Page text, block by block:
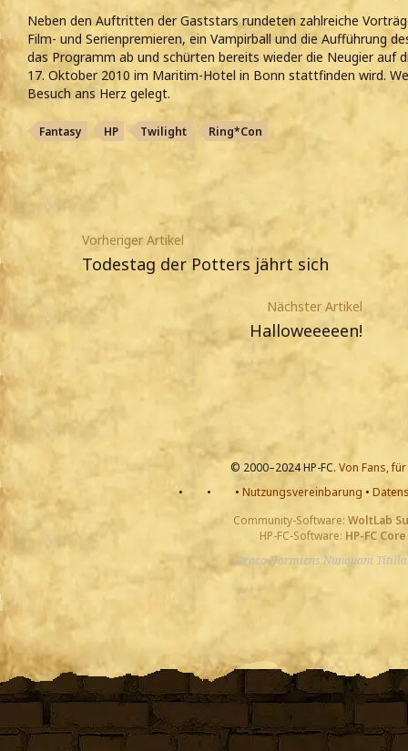
Neben den Auftritten der Gaststars rundeten zahlreiche
Film- und Serienpremieren, ein Vampirball und die Aufführung
das Programm ab und schürten bereits wieder die Neugier auf
17. Oktober 2010 im Maritim-Hotel in Bonn stattfinden wird.
Besuch ans Herz gelegt.
Fantasy HP Twilight Ring*Con
Vorheriger Artikel
Todestag der Potters jährt sich
Nächster Artikel
Halloweeeeen!
© 2000–2024 HP-FC. Von Fans,
•
• • Nutzungsvereinbarung •
Community-Software: WoltLab
HP-FC-Software: HP-FC Core
Draco Dormiens Nunquam